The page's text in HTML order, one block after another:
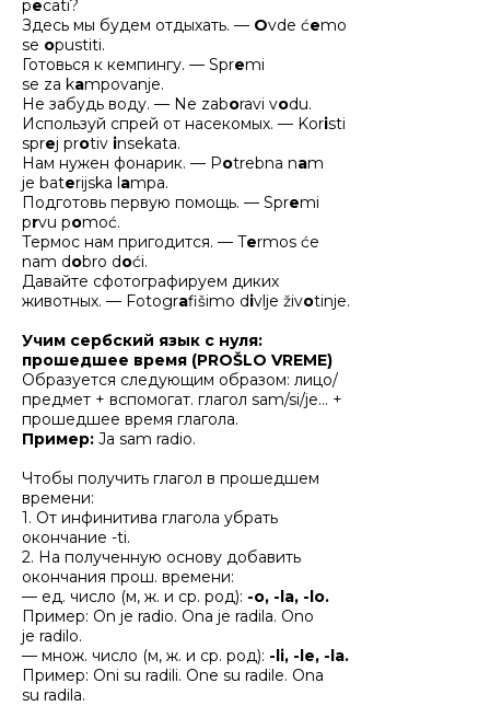
pecati?
Здесь мы будем отдыхать. — Ovde ćemo
se opustiti.
Готовься к кемпингу. — Spremi
se za kampovanje.
Не забудь воду. — Ne zaboravi vodu.
Используй спрей от насекомых. — Koristi
sprej protiv insekata.
Нам нужен фонарик. — Potrebna nam
je baterijska lampa.
Подготовь первую помощь. — Spremi
prvu pomoć.
Термос нам пригодится. — Termos će
nam dobro doći.
Давайте сфотографируем диких
животных. — Fotografišimo divlje životinje.
Учим сербский язык с нуля:
прошедшее время (PROŠLO VREME)
Образуется следующим образом: лицо/
предмет + вспомогат. глагол sam/si/je… +
прошедшее время глагола.
Пример: Ja sam radio.
Чтобы получить глагол в прошедшем
времени:
1. От инфинитива глагола убрать
окончание -ti.
2. На полученную основу добавить
окончания прош. времени:
— ед. число (м, ж. и ср. род): -о, -la, -lo.
Пример: Оn je radio. Ona je radila. Ono
je radilo.
— множ. число (м, ж. и ср. род): -li, -le, -la.
Пример: Oni su radili. One su radile. Ona
su radila.